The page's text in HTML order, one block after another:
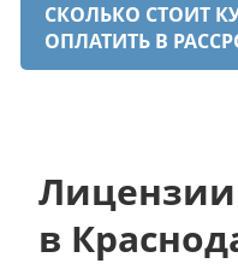
СКОЛЬКО СТОИТ
ОПЛАТИТЬ В
в